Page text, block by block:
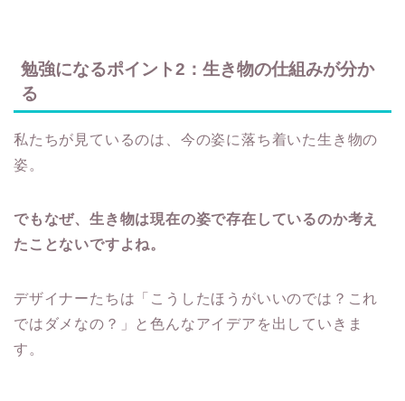
勉強になるポイント2：生き物の仕組みが分か
る
私たちが見ているのは、今の姿に落ち着いた生き物の
姿。
でもなぜ、生き物は現在の姿で存在しているのか考え
たことないですよね。
デザイナーたちは「こうしたほうがいいのでは？これ
ではダメなの？」と色んなアイデアを出していきま
す。